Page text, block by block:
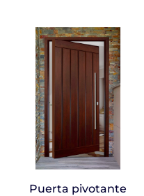
Puerta pivotante